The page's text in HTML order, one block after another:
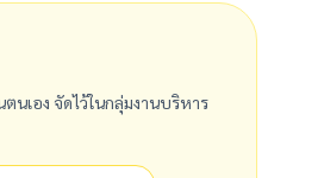
นเอง จัดไว้ในกลุ่มงานบริหาร